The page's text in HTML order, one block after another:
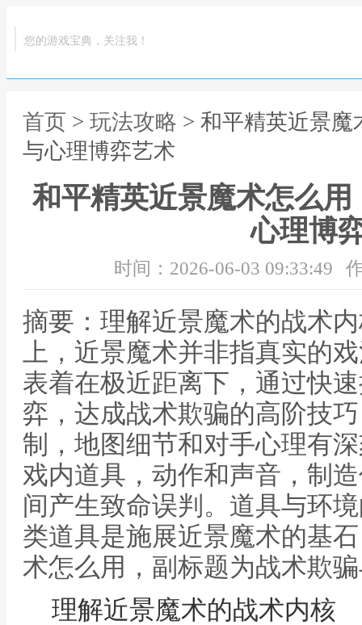
您的游戏宝典，关注我！
首页 > 玩法攻略 > 和平精英近景
与心理博弈艺术
和平精英近景魔术怎么
心理博
时间：2026-06-03 09:33:49
摘要：理解近景魔术的战术
上，近景魔术并非指真实的
表着在极近距离下，通过快
弈，达成战术欺骗的高阶技
制，地图细节和对手心理有
戏内道具，动作和声音，制
间产生致命误判。道具与环
类道具是施展近景魔术的基
术怎么用，副标题为战术欺
理解近景魔术的战术内核